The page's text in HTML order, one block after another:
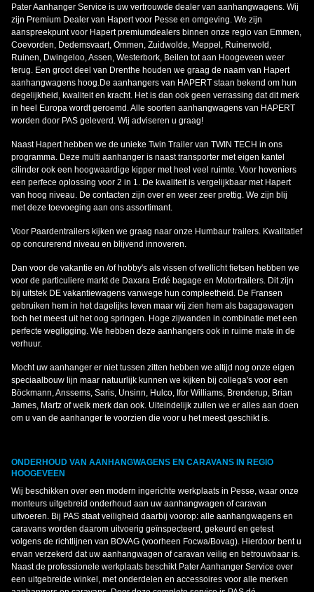
Pater Aanhanger Service is uw vertrouwde dealer van aanhangwagens. Wij
zijn Premium Dealer van Hapert voor Pesse en omgeving. We zijn
aanspreekpunt voor Hapert premiumdealers binnen onze regio van Emmen,
Coevorden, Dedemsvaart, Ommen, Zuidwolde, Meppel, Ruinerwold,
Ruinen, Dwingeloo, Assen, Westerbork, Beilen tot aan Hoogeveen weer
terug. Een groot deel van Drenthe houden we graag de naam van Hapert
aanhangwagens hoog.De aanhangers van HAPERT staan bekend om hun
degelijkheid, kwaliteit en kracht. Het is dan ook geen verrassing dat dit merk
in heel Europa wordt geroemd. Alle soorten aanhangwagens van HAPERT
worden door PAS geleverd. Wij adviseren u graag!
Naast Hapert hebben we de unieke Twin Trailer van TWIN TECH in ons
programma. Deze multi aanhanger is naast transporter met eigen kantel
cilinder ook een hoogwaardige kipper met heel veel ruimte. Voor hoveniers
een perfece oplossing voor 2 in 1. De kwaliteit is vergelijkbaar met Hapert
van hoog niveau. De contacten zijn over en weer zeer prettig. We zijn blij
met deze toevoeging aan ons assortimant.
Voor Paardentrailers kijken we graag naar onze Humbaur trailers. Kwalitatief
op concurerend niveau en blijvend innoveren.
Dan voor de vakantie en /of hobby's als vissen of wellicht fietsen hebben we
voor de particuliere markt de Daxara Erdé bagage en Motortrailers. Dit zijn
bij uitstek DE vakantiewagens vanwege hun compleetheid. De Fransen
gebruiken hem in het dagelijks leven maar wij zien hem als bagagewagen
toch het meest uit het oog springen. Hoge zijwanden in combinatie met een
perfecte wegligging. We hebben deze aanhangers ook in ruime mate in de
verhuur.
Mocht uw aanhanger er niet tussen zitten hebben we altijd nog onze eigen
speciaalbouw lijn maar natuurlijk kunnen we kijken bij collega's voor een
Böckmann, Anssems, Saris, Unsinn, Hulco, Ifor Williams, Brenderup, Brian
James, Martz of welk merk dan ook. Uiteindelijk zullen we er alles aan doen
om u van de aanhanger te voorzien die voor u het meest geschikt is.
ONDERHOUD VAN AANHANGWAGENS EN CARAVANS IN REGIO
HOOGEVEEN
Wij beschikken over een modern ingerichte werkplaats in Pesse, waar onze
monteurs uitgebreid onderhoud aan uw aanhangwagen of caravan
uitvoeren. Bij PAS staat veiligheid daarbij voorop: alle aanhangwagens en
caravans worden daarom uitvoerig geïnspecteerd, gekeurd en getest
volgens de richtlijnen van BOVAG (voorheen Focwa/Bovag). Hierdoor bent u
ervan verzekerd dat uw aanhangwagen of caravan veilig en betrouwbaar is.
Naast de professionele werkplaats beschikt Pater Aanhanger Service over
een uitgebreide winkel, met onderdelen en accessoires voor alle merken